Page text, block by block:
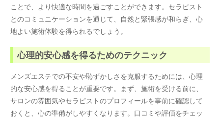
ことで、より快適な時間を過ごすことができます。セラピスト
とのコミュニケーションを通じて、自然と緊張感が和らぎ、心
地よい施術体験を得られるでしょう。
心理的安心感を得るためのテクニック
メンズエステでの不安や恥ずかしさを克服するためには、心理
的な安心感を得ることが重要です。まず、施術を受ける前に、
サロンの雰囲気やセラピストのプロフィールを事前に確認して
おくと、心の準備がしやすくなります。口コミや評価をチェッ